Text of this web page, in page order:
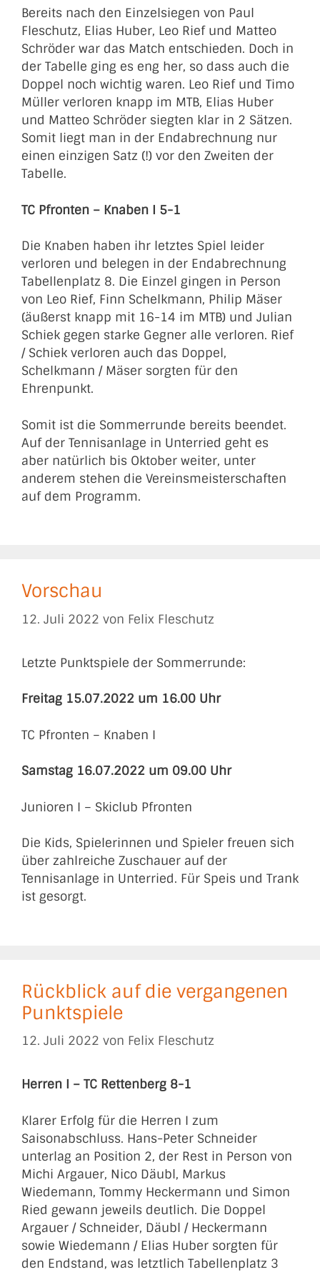
Bereits nach den Einzelsiegen von Paul
Fleschutz, Elias Huber, Leo Rief und Matteo
Schröder war das Match entschieden. Doch in
der Tabelle ging es eng her, so dass auch die
Doppel noch wichtig waren. Leo Rief und Timo
Müller verloren knapp im MTB, Elias Huber
und Matteo Schröder siegten klar in 2 Sätzen.
Somit liegt man in der Endabrechnung nur
einen einzigen Satz (!) vor den Zweiten der
Tabelle.
TC Pfronten – Knaben I 5-1
Die Knaben haben ihr letztes Spiel leider
verloren und belegen in der Endabrechnung
Tabellenplatz 8. Die Einzel gingen in Person
von Leo Rief, Finn Schelkmann, Philip Mäser
(äußerst knapp mit 16-14 im MTB) und Julian
Schiek gegen starke Gegner alle verloren. Rief
/ Schiek verloren auch das Doppel,
Schelkmann / Mäser sorgten für den
Ehrenpunkt.
Somit ist die Sommerrunde bereits beendet.
Auf der Tennisanlage in Unterried geht es
aber natürlich bis Oktober weiter, unter
anderem stehen die Vereinsmeisterschaften
auf dem Programm.
Vorschau
12. Juli 2022 von Felix Fleschutz
Letzte Punktspiele der Sommerrunde:
Freitag 15.07.2022 um 16.00 Uhr
TC Pfronten – Knaben I
Samstag 16.07.2022 um 09.00 Uhr
Junioren I – Skiclub Pfronten
Die Kids, Spielerinnen und Spieler freuen sich
über zahlreiche Zuschauer auf der
Tennisanlage in Unterried. Für Speis und Trank
ist gesorgt.
Rückblick auf die vergangenen
Punktspiele
12. Juli 2022 von Felix Fleschutz
Herren I – TC Rettenberg 8-1
Klarer Erfolg für die Herren I zum
Saisonabschluss. Hans-Peter Schneider
unterlag an Position 2, der Rest in Person von
Michi Argauer, Nico Däubl, Markus
Wiedemann, Tommy Heckermann und Simon
Ried gewann jeweils deutlich. Die Doppel
Argauer / Schneider, Däubl / Heckermann
sowie Wiedemann / Elias Huber sorgten für
den Endstand, was letztlich Tabellenplatz 3